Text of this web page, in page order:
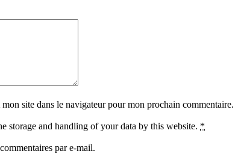
site dans le navigateur pour mon prochain commentaire.
storage and handling of your data by this website. *
par e-mail.